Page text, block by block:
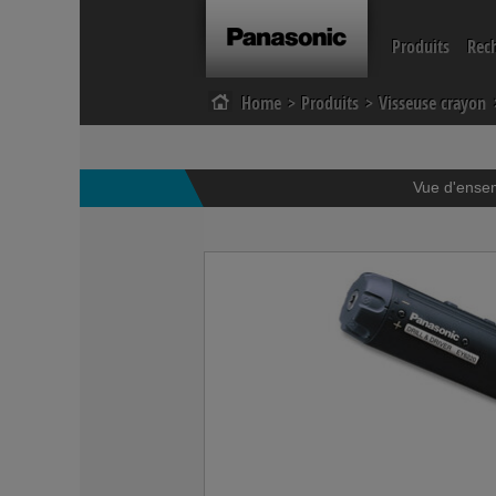
Produits
Perçeuse & visseuse Visseuse crayon
Home Produits Visseuse crayon
Vue